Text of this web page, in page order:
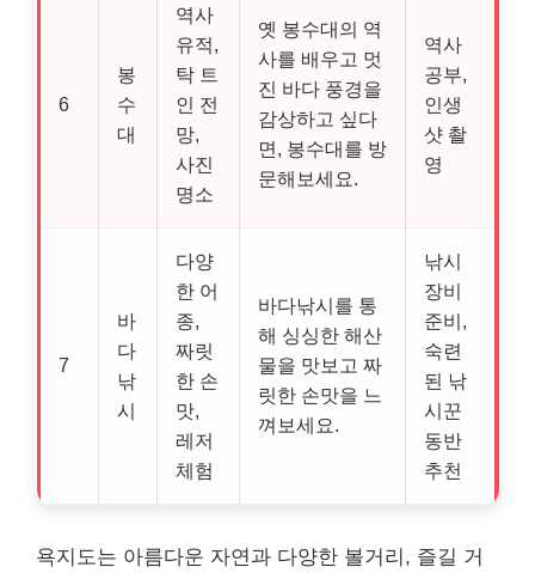
6
봉
수
대
역사
유적,
탁 트
인 전
망,
사진
명소
옛 봉수대의 역
사를 배우고 멋
진 바다 풍경을
감상하고 싶다
면, 봉수대를 방
문해보세요.
역사
공부,
인생
샷 촬
영
7
바
다
낚
시
다양
한 어
종,
짜릿
한 손
맛,
레저
체험
바다낚시를 통
해 싱싱한 해산
물을 맛보고 짜
릿한 손맛을 느
껴보세요.
낚시
장비
준비,
숙련
된 낚
시꾼
동반
추천
욕지도는 아름다운 자연과 다양한 볼거리, 즐길 거